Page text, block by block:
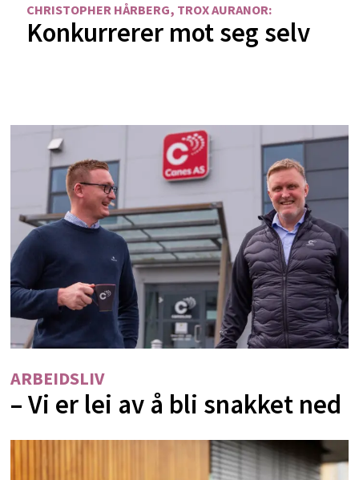
CHRISTOPHER HÅRBERG, TROX AURANOR:
Konkurrerer mot seg selv
ARBEIDSLIV
– Vi er lei av å bli snakket ned